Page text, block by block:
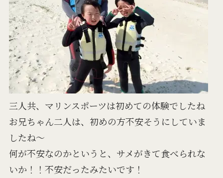
三人共、マリンスポーツは初めての体験でしたね
お兄ちゃん二人は、初めの方不安そうにしていま
したね～
何が不安なのかというと、サメがきて食べられな
いか！！不安だったみたいです！